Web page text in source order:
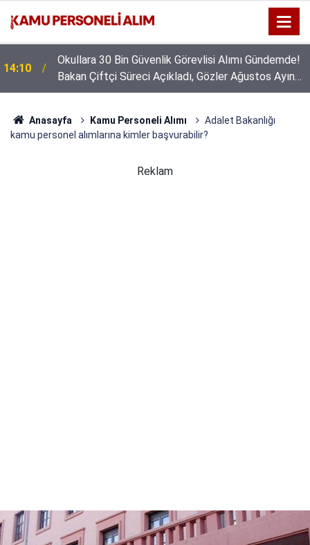
14:10
Okullara 30 Bin Güvenlik Görevlisi Alımı Gündemde!
Bakan Çiftçi Süreci Açıkladı, Gözler Ağustos Ayına
Çevrildi
Anasayfa Kamu Personeli Alımı
Adalet Bakanlığı
kamu personel alımlarına kimler başvurabilir?
Reklam